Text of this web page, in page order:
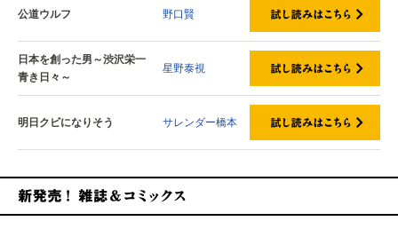
公道ウルフ 野口賢
日本を創った男～渋沢栄一
青き日々～
星野泰視
明日クビになりそう サレンダー橋本